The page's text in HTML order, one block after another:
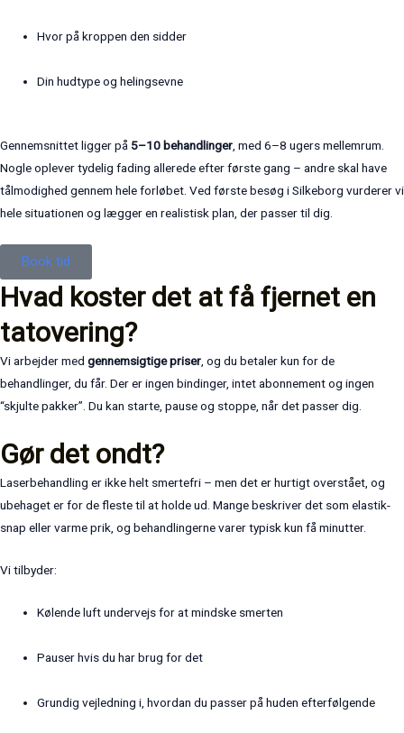
Hvor på kroppen den sidder
Din hudtype og helingsevne
Gennemsnittet ligger på 5–10 behandlinger , med 6–8 ugers mellemrum.
Nogle oplever tydelig fading allerede efter første gang – andre skal have
tålmodighed gennem hele forløbet. Ved første besøg i Silkeborg vurderer vi
hele situationen og lægger en realistisk plan, der passer til dig.
Book tid
Hvad koster det at få fjernet en
tatovering?
Vi arbejder med gennemsigtige priser , og du betaler kun for de
behandlinger, du får. Der er ingen bindinger, intet abonnement og ingen
“skjulte pakker”. Du kan starte, pause og stoppe, når det passer dig.
Gør det ondt?
Laserbehandling er ikke helt smertefri – men det er hurtigt overstået, og
ubehaget er for de fleste til at holde ud. Mange beskriver det som elastik-
snap eller varme prik, og behandlingerne varer typisk kun få minutter.
Vi tilbyder:
Kølende luft undervejs for at mindske smerten
Pauser hvis du har brug for det
Grundig vejledning i, hvordan du passer på huden efterfølgende